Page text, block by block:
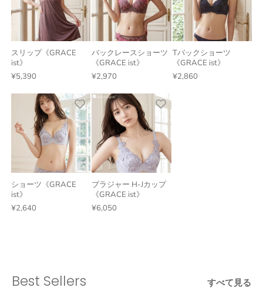
スリップ《GRACE
ist》
¥5,390
バックレースショーツ
《GRACE ist》
¥2,970
Tバックショーツ
《GRACE ist》
¥2,860
ショーツ《GRACE
ist》
¥2,640
ブラジャー H-Jカップ
《GRACE ist》
¥6,050
Best Sellers すべて見る